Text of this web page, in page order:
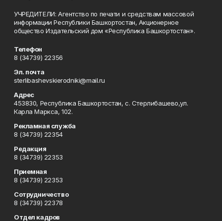
УЧРЕДИТЕЛИ: Агентство по печати и средствам массовой
информации Республики Башкортостан, Акционерное
общество Издательский дом «Республика Башкортостан».
Телефон
8 (34739) 22356
Эл. почта
sterlibashevskierodniki@mail.ru
Адрес
453830, Республика Башкортостан, c. Стерлибашево,ул.
Карла Маркса, 102.
Рекламная служба
8 (34739) 22354
Редакция
8 (34739) 22353
Приемная
8 (34739) 22353
Сотрудничество
8 (34739) 22378
Отдел кадров